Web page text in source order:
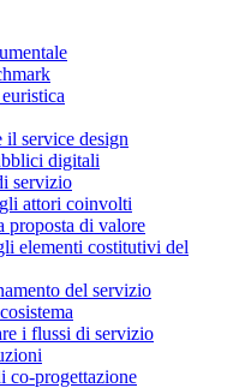
il service design
digitali
servizio
attori coinvolti
proposta di valore
elementi costitutivi del
del servizio
i flussi di servizio
co-progettazione